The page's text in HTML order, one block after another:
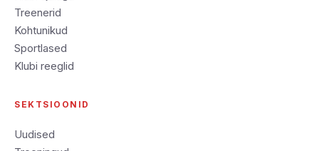
Treenerid
Kohtunikud
Sportlased
Klubi reeglid
SEKTSIOONID
Uudised